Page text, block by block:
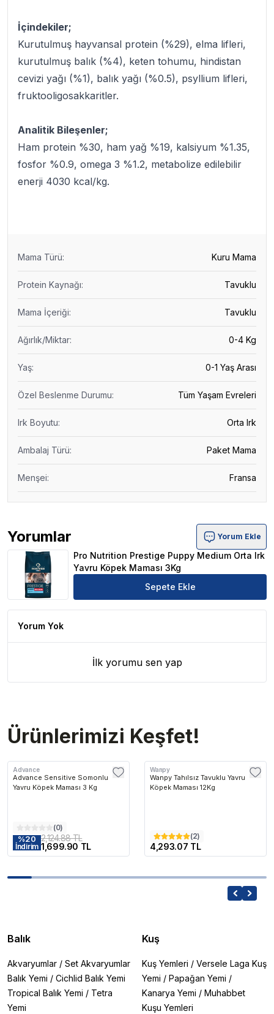
İçindekiler;
Kurutulmuş hayvansal protein (%29), elma lifleri,
kurutulmuş balık (%4), keten tohumu, hindistan
cevizi yağı (%1), balık yağı (%0.5), psyllium lifleri,
fruktooligosakkaritler.
Analitik Bileşenler;
Ham protein %30, ham yağ %19, kalsiyum %1.35,
fosfor %0.9, omega 3 %1.2, metabolize edilebilir
enerji 4030 kcal/kg.
Mama Türü: Kuru Mama
Protein Kaynağı: Tavuklu
Mama İçeriği: Tavuklu
Ağırlık/Miktar: 0-4 Kg
Yaş: 0-1 Yaş Arası
Özel Beslenme Durumu: Tüm Yaşam Evreleri
Irk Boyutu: Orta Irk
Ambalaj Türü: Paket Mama
Menşei: Fransa
Yorumlar
Pro Nutrition Prestige Puppy Medium Orta Irk Yavru
Yorum Ekle
Pro Nutrition Prestige Puppy Medium Orta Irk
Yavru Köpek Maması 3Kg
Sepete Ekle
Yorum Yok
İlk yorumu sen yap
Ürünlerimizi Keşfet!
Advance
Advance Sensitive Somonlu
Yavru Köpek Maması 3 Kg
(0)
%20
İndirim
2,124.88 TL
1,699.90 TL
Wanpy
Wanpy Tahılsız Tavuklu Yavru
Köpek Maması 12Kg
(2)
4,293.07 TL
Balık
Akvaryumlar / Set Akvaryumlar
Balık Yemi / Cichlid Balık Yemi
Tropical Balık Yemi / Tetra
Yemi
Kuş
Kuş Yemleri / Versele Laga Kuş
Yemi / Papağan Yemi /
Kanarya Yemi / Muhabbet
Kuşu Yemleri